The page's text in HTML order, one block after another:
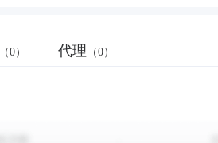
（0） 代理 （0）